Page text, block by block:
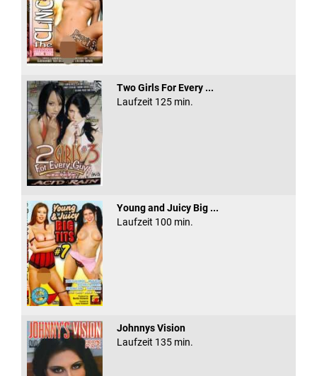
Two Girls For Every ...
Laufzeit 125 min.
Young and Juicy Big ...
Laufzeit 100 min.
Johnnys Vision
Laufzeit 135 min.